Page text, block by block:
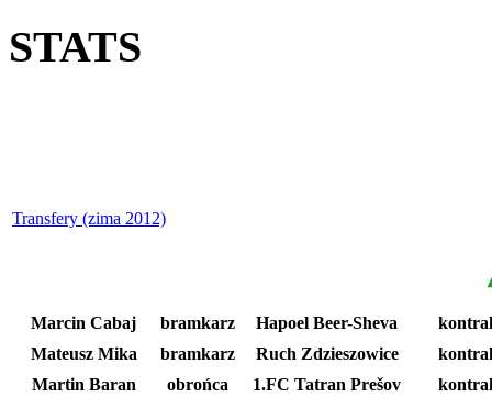
STATS
Transfery (zima 2012)
Marcin Cabaj bramkarz Hapoel Beer-Sheva
Mateusz Mika
bramkarz Ruch Zdzieszowice
Martin Baran
obrońca 1.FC Tatran Prešov